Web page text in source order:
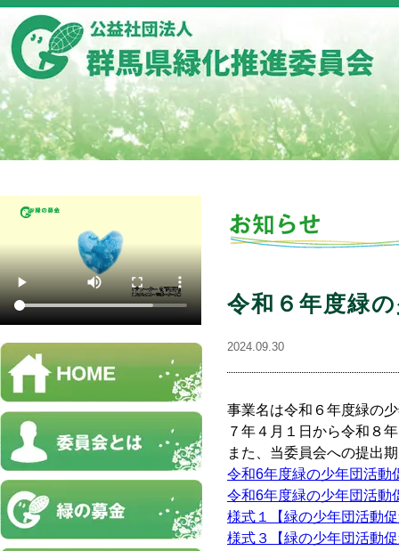
令和６年度緑
2024.09.30
事業名は令和６年度緑の
７年４月１日から令和８
また、当委員会への提出
令和6年度緑の少年団活動
令和6年度緑の少年団活動
様式１【緑の少年団活動
様式３【緑の少年団活動